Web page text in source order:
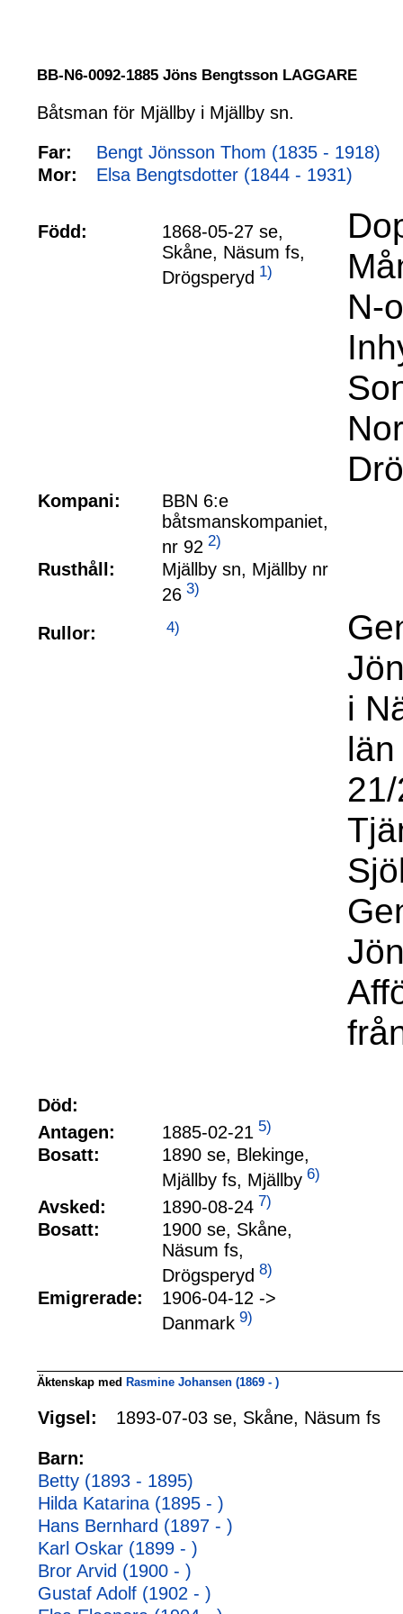
BB-N6-0092-1885 Jöns Bengtsson LAGGARE
Båtsman för Mjällby i Mjällby sn.
Far:
Bengt Jönsson Thom (1835 - 1918)
Mor:
Elsa Bengtsdotter (1844 - 1931)
Född:
1868-05-27 se,
Skåne, Näsum fs,
Drögsperyd 1)
N-
Kompani:
BBN 6:e
båtsmanskompaniet,
nr 92 2)
Rusthåll:
Mjällby sn, Mjällby nr
26 3)
Rullor: 4)
i
Död:
Antagen:
1885-02-21 5)
Bosatt:
1890 se, Blekinge,
Mjällby fs, Mjällby 6)
Avsked: 1890-08-24 7)
Bosatt:
1900 se, Skåne,
Näsum fs,
Drögsperyd 8)
Emigrerade:
1906-04-12 ->
Danmark 9)
Äktenskap med Rasmine Johansen (1869 - )
Vigsel: 1893-07-03 se, Skåne, Näsum fs
Barn:
Betty (1893 - 1895)
Hilda Katarina (1895 - )
Hans Bernhard (1897 - )
Karl Oskar (1899 - )
Bror Arvid (1900 - )
Gustaf Adolf (1902 - )